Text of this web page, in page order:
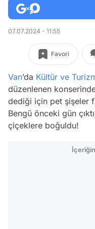
07.07.2024 - 11:55
Favori
Van’da Kültür ve
düzenlenen
dediği için pet şişeler
Bengü önceki gün
çiçeklere boğuldu!
İçeriğin